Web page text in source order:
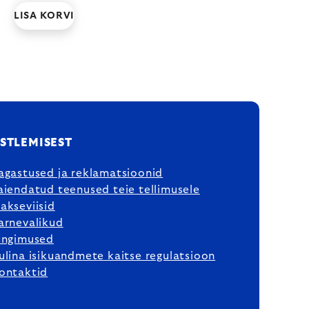
LISA KORVI
ja reklamatsioonid
teenused teie tellimusele
isikuandmete kaitse regulatsioon